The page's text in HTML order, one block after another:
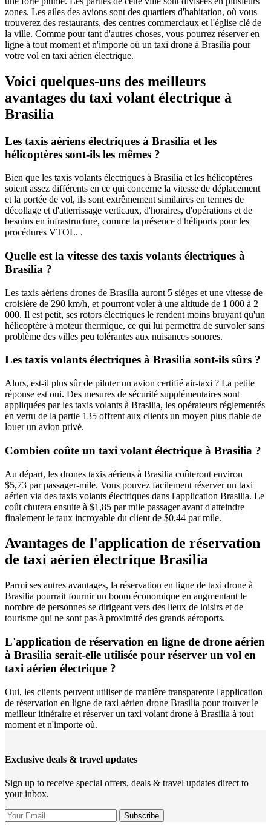
zones. Les ailes des avions sont des quartiers d'habitation, où vous
trouverez des restaurants, des centres commerciaux et l'église clé de
la ville. Comme pour tant d'autres choses, vous pourrez réserver en
ligne à tout moment et n'importe où un taxi drone à Brasilia pour
votre vol en taxi aérien électrique.
Voici quelques-uns des meilleurs
avantages du taxi volant électrique à
Brasilia
Les taxis aériens électriques à Brasilia et les
hélicoptères sont-ils les mêmes ?
Bien que les taxis volants électriques à Brasilia et les hélicoptères
soient assez différents en ce qui concerne la vitesse de déplacement
et la portée de vol, ils sont extrêmement similaires en termes de
décollage et d'atterrissage verticaux, d'horaires, d'opérations et de
besoins en infrastructure, comme la présence d'héliports pour les
procédures VTOL. .
Quelle est la vitesse des taxis volants électriques à
Brasilia ?
Les taxis aériens drones de Brasilia auront 5 sièges et une vitesse de
croisière de 290 km/h, et pourront voler à une altitude de 1 000 à 2
000. Il est petit, ses rotors électriques le rendent moins bruyant qu'un
hélicoptère à moteur thermique, ce qui lui permettra de survoler sans
problème des villes peu tolérantes aux nuisances sonores.
Les taxis volants électriques à Brasilia sont-ils sûrs ?
Alors, est-il plus sûr de piloter un avion certifié air-taxi ? La petite
réponse est oui. Des mesures de sécurité supplémentaires sont
appliquées par les taxis volants à Brasilia, les opérateurs réglementés
en vertu de la partie 135 offrent aux clients un moyen plus fiable de
louer un avion privé.
Combien coûte un taxi volant électrique à Brasilia ?
Au départ, les drones taxis aériens à Brasilia coûteront environ
$5,73 par passager-mile. Vous pouvez facilement réserver un taxi
aérien via des taxis volants électriques dans l'application Brasilia. Le
coût chutera ensuite à $1,85 par mile passager avant d'atteindre
finalement le taux incroyable du client de $0,44 par mile.
Avantages de l'application de réservation
de taxi aérien électrique Brasilia
Parmi ses autres avantages, la réservation en ligne de taxi drone à
Brasilia pourrait fournir un boom économique en augmentant le
nombre de personnes se dirigeant vers des lieux de loisirs et de
tourisme qui ne sont pas à proximité des grands aéroports.
L'application de réservation en ligne de drone aérien
à Brasilia serait-elle utilisée pour réserver un vol en
taxi aérien électrique ?
Oui, les clients peuvent utiliser de manière transparente l'application
de réservation en ligne de taxi aérien drone Brasilia pour trouver le
meilleur itinéraire et réserver un taxi volant drone à Brasilia à tout
moment et n'importe où.
Exclusive deals & travel updates
Sign up to receive special offers, deals & travel updates direct to
your inbox.